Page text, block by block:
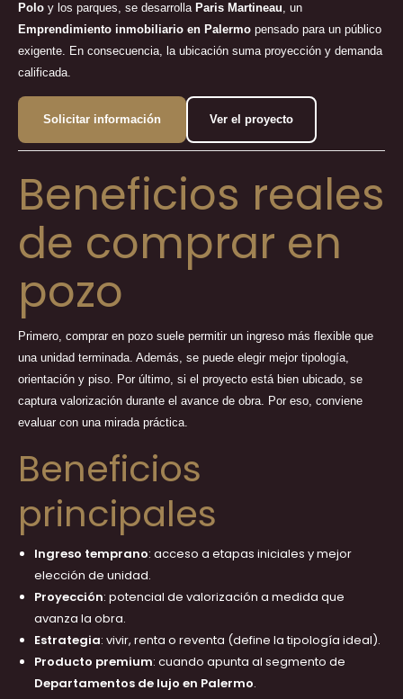
Polo y los parques, se desarrolla Paris Martineau, un
Emprendimiento inmobiliario en Palermo pensado para un público
exigente. En consecuencia, la ubicación suma proyección y demanda
calificada.
Solicitar información Ver el proyecto
Beneficios reales
de comprar en
pozo
Primero, comprar en pozo suele permitir un ingreso más flexible que
una unidad terminada. Además, se puede elegir mejor tipología,
orientación y piso. Por último, si el proyecto está bien ubicado, se
captura valorización durante el avance de obra. Por eso, conviene
evaluar con una mirada práctica.
Beneficios
principales
Ingreso temprano: acceso a etapas iniciales y mejor
elección de unidad.
Proyección: potencial de valorización a medida que
avanza la obra.
Estrategia: vivir, renta o reventa (define la tipología ideal).
Producto premium: cuando apunta al segmento de
Departamentos de lujo en Palermo.